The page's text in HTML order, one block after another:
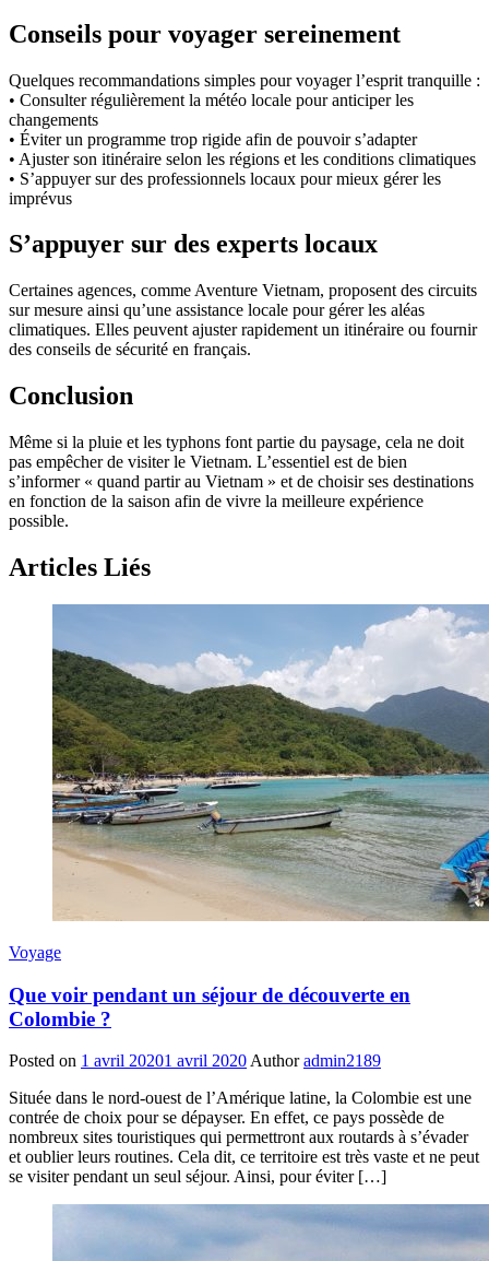
Conseils pour voyager sereinement
Quelques recommandations simples pour voyager l’esprit tranquille :
• Consulter régulièrement la météo locale pour anticiper les
changements
• Éviter un programme trop rigide afin de pouvoir s’adapter
• Ajuster son itinéraire selon les régions et les conditions climatiques
• S’appuyer sur des professionnels locaux pour mieux gérer les
imprévus
S’appuyer sur des experts locaux
Certaines agences, comme Aventure Vietnam, proposent des circuits
sur mesure ainsi qu’une assistance locale pour gérer les aléas
climatiques. Elles peuvent ajuster rapidement un itinéraire ou fournir
des conseils de sécurité en français.
Conclusion
Même si la pluie et les typhons font partie du paysage, cela ne doit
pas empêcher de visiter le Vietnam. L’essentiel est de bien
s’informer « quand partir au Vietnam » et de choisir ses destinations
en fonction de la saison afin de vivre la meilleure expérience
possible.
Articles Liés
Voyage
Que voir pendant un séjour de découverte en
Colombie ?
Posted on 1 avril 20201 avril 2020Author admin2189
Située dans le nord-ouest de l’Amérique latine, la Colombie est une
contrée de choix pour se dépayser. En effet, ce pays possède de
nombreux sites touristiques qui permettront aux routards à s’évader
et oublier leurs routines. Cela dit, ce territoire est très vaste et ne peut
se visiter pendant un seul séjour. Ainsi, pour éviter […]